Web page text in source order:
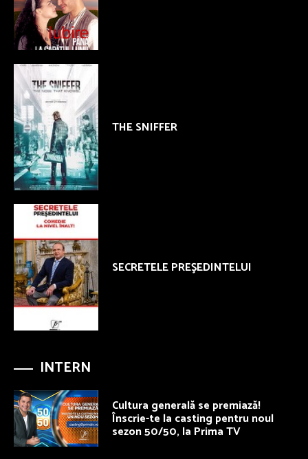
THE SNIFFER
SECRETELE PREŞEDINTELUI
INTERN
Cultura generală se premiază!
Înscrie-te la casting pentru noul
sezon 50/50, la Prima TV